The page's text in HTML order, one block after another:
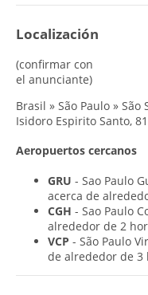
Localización
(confirmar con
el anunciante)
Brasil » São Paulo »
Isidoro Espirito Santo,
Aeropuertos cercanos
GRU - Sao Paulo
acerca de
CGH - Sao Paulo
alrededor de 2
VCP - São Paulo
de alrededor de 3